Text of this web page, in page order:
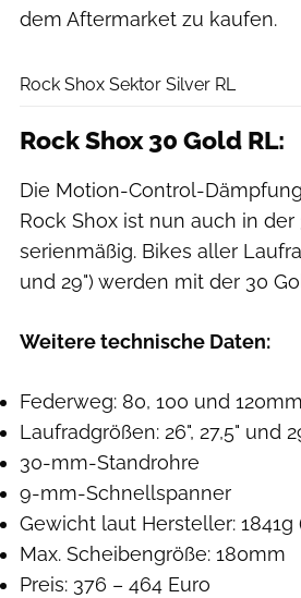
dem Aftermarket zu kaufen.
Rock Shox Sektor Silver RL
Rock Shox 30 Gold RL:
Die Motion-Control-
Rock Shox ist nun auch in der
serienmäßig. Bikes aller
und 29") werden mit der 30
Weitere technische Daten:
Federweg: 80, 100 und 120mm
Laufradgrößen: 26", 27,5" und
30-mm-Standrohre
9-mm-Schnellspanner
Gewicht laut Hersteller: 1841g
Max. Scheibengröße: 180mm
Preis: 376 – 464 Euro